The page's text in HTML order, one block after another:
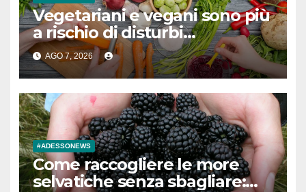
Vegetariani e vegani sono più
a rischio di disturbi
alimentari? Cosa ha scoperto
un nuovo studio su oltre
25mila persone
AGO 7, 2026
#ADESSONEWS
Come raccogliere le more
selvatiche senza sbagliare: